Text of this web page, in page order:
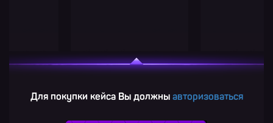
Для покупки кейса Вы должны авторизоваться